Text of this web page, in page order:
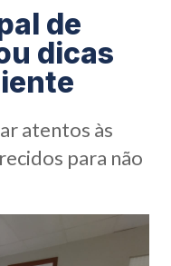
de
dicas
atentos às
para não